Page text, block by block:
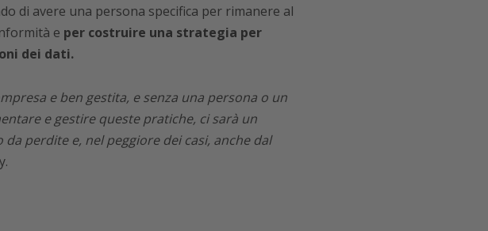
di avere una persona specifica per rimanere al
e per costruire una strategia per
dei dati.
e ben gestita, e senza una persona o un
e gestire queste pratiche, ci sarà un
perdite e, nel peggiore dei casi, anche dal